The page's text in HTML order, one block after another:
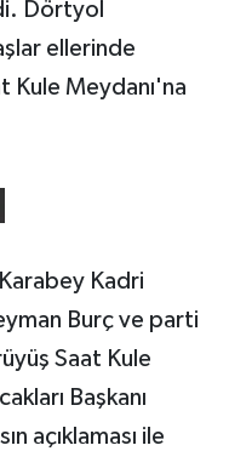
Dörtyol
ellerinde
Kule Meydanı'na
Kadri
Burç ve parti
Saat Kule
Başkanı
açıklaması ile